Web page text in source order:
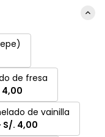
de fresa
4,00
de vainilla
S/. 4,00